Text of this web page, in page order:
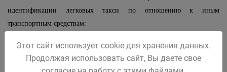
идентификации легковых такси по отношению к иным
транспортным средствам:
требованиям:
легковое такси должно иметь на кузове (боковых
Этот сайт использует cookie для хранения данных.
Продолжая использовать сайт, Вы даете свое